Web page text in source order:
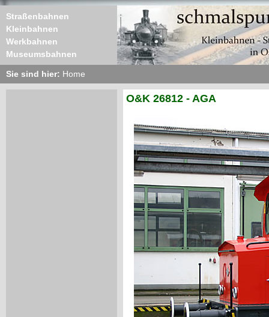
Straßenbahnen
Kleinbahnen
Werkbahnen
Museumsbahnen
Sie sind hier: Home
O&K 26812 - AGA